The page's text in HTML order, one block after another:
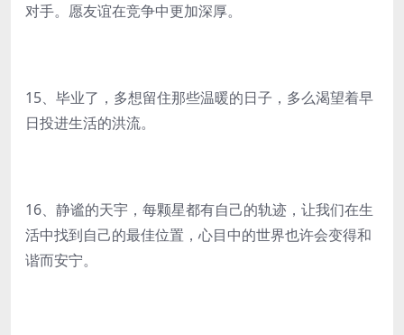
对手。愿友谊在竞争中更加深厚。
15、毕业了，多想留住那些温暖的日子，多么渴望着早
日投进生活的洪流。
16、静谧的天宇，每颗星都有自己的轨迹，让我们在生
活中找到自己的最佳位置，心目中的世界也许会变得和
谐而安宁。